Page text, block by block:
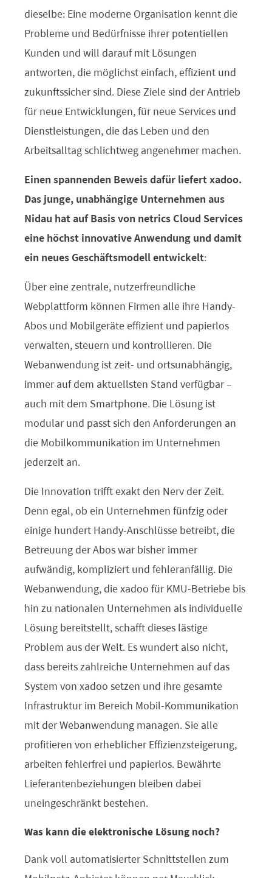
dieselbe: Eine moderne Organisation kennt die
Probleme und Bedürfnisse ihrer potentiellen
Kunden und will darauf mit Lösungen
antworten, die möglichst einfach, effizient und
zukunftssicher sind. Diese Ziele sind der Antrieb
für neue Entwicklungen, für neue Services und
Dienstleistungen, die das Leben und den
Arbeitsalltag schlichtweg angenehmer machen.
Einen spannenden Beweis dafür liefert xadoo.
Das junge, unabhängige Unternehmen aus
Nidau hat auf Basis von netrics Cloud Services
eine höchst innovative Anwendung und damit
ein neues Geschäftsmodell entwickelt:
Über eine zentrale, nutzerfreundliche
Webplattform können Firmen alle ihre Handy-
Abos und Mobilgeräte effizient und papierlos
verwalten, steuern und kontrollieren. Die
Webanwendung ist zeit- und ortsunabhängig,
immer auf dem aktuellsten Stand verfügbar –
auch mit dem Smartphone. Die Lösung ist
modular und passt sich den Anforderungen an
die Mobilkommunikation im Unternehmen
jederzeit an.
Die Innovation trifft exakt den Nerv der Zeit.
Denn egal, ob ein Unternehmen fünfzig oder
einige hundert Handy-Anschlüsse betreibt, die
Betreuung der Abos war bisher immer
aufwändig, kompliziert und fehleranfällig. Die
Webanwendung, die xadoo für KMU-Betriebe bis
hin zu nationalen Unternehmen als individuelle
Lösung bereitstellt, schafft dieses lästige
Problem aus der Welt. Es wundert also nicht,
dass bereits zahlreiche Unternehmen auf das
System von xadoo setzen und ihre gesamte
Infrastruktur im Bereich Mobil-Kommunikation
mit der Webanwendung managen. Sie alle
profitieren von erheblicher Effizienzsteigerung,
arbeiten fehlerfrei und papierlos. Bewährte
Lieferantenbeziehungen bleiben dabei
uneingeschränkt bestehen.
Was kann die elektronische Lösung noch?
Dank voll automatisierter Schnittstellen zum